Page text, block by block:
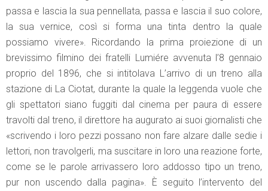
passa e lascia la sua pennellata, passa e lascia il suo colore,
la sua vernice, così si forma una tinta dentro la quale
possiamo vivere». Ricordando la prima proiezione di un
brevissimo filmino dei fratelli Lumiére avvenuta l’8 gennaio
proprio del 1896, che si intitolava L’arrivo di un treno alla
stazione di La Ciotat, durante la quale la leggenda vuole che
gli spettatori siano fuggiti dal cinema per paura di essere
travolti dal treno, il direttore ha augurato ai suoi giornalisti che
«scrivendo i loro pezzi possano non fare alzare dalle sedie i
lettori, non travolgerli, ma suscitare in loro una reazione forte,
come se le parole arrivassero loro addosso tipo un treno,
pur non uscendo dalla pagina». È seguito l’intervento del